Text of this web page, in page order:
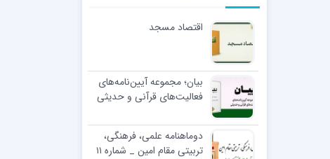
اقتصاد مسجد
بیان؛ مجموعه آیین‌نامه‌های
فعالیت‌های قرآنی و حدیثی
دوماهنامه علمی، فرهنگی،
تربیتی مقام امین _ شماره ۱۱